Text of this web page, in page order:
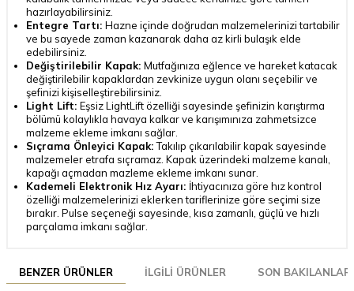
hazırlayabilirsiniz.
Entegre Tartı: Hazne içinde doğrudan malzemelerinizi tartabilir
ve bu sayede zaman kazanarak daha az kirli bulaşık elde
edebilirsiniz.
Değiştirilebilir Kapak: Mutfağınıza eğlence ve hareket katacak
değiştirilebilir kapaklardan zevkinize uygun olanı seçebilir ve
şefinizi kişiselleştirebilirsiniz.
Light Lift: Eşsiz LightLift özelliği sayesinde şefinizin karıştırma
bölümü kolaylıkla havaya kalkar ve karışımınıza zahmetsizce
malzeme ekleme imkanı sağlar.
Sıçrama Önleyici Kapak:Takılıp çıkarılabilir kapak sayesinde
malzemeler etrafa sıçramaz. Kapak üzerindeki malzeme kanalı,
kapağı açmadan mazleme ekleme imkanı sunar.
Kademeli Elektronik Hız Ayarı: İhtiyacınıza göre hız kontrol
özelliği malzemelerinizi eklerken tariflerinize göre seçimi size
bırakır. Pulse seçeneği sayesinde, kısa zamanlı, güçlü ve hızlı
parçalama imkanı sağlar.
BENZER ÜRÜNLER İLGILI ÜRÜNLER SON BAKILANLAR